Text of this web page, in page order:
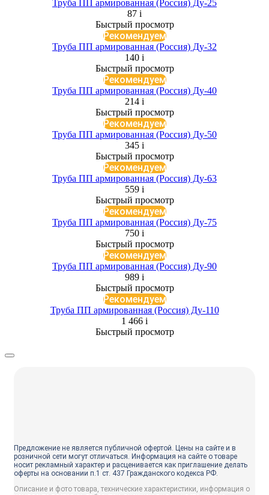
Труба ПП армированная (Россия) Ду-25
87 i
Быстрый просмотр
Рекомендуем
Труба ПП армированная (Россия) Ду-32
140 i
Быстрый просмотр
Рекомендуем
Труба ПП армированная (Россия) Ду-40
214 i
Быстрый просмотр
Рекомендуем
Труба ПП армированная (Россия) Ду-50
345 i
Быстрый просмотр
Рекомендуем
Труба ПП армированная (Россия) Ду-63
559 i
Быстрый просмотр
Рекомендуем
Труба ПП армированная (Россия) Ду-75
750 i
Быстрый просмотр
Рекомендуем
Труба ПП армированная (Россия) Ду-90
989 i
Быстрый просмотр
Рекомендуем
Труба ПП армированная (Россия) Ду-110
1 466 i
Быстрый просмотр
Предложение не является публичной офертой. Цены на сайте и в
розничной сети могут отличаться. Информация на сайте о товаре
носит рекламный характер и расценивается как приглашение делать
оферты на основании п.1 ст. 437 Гражданского кодекса РФ.
Описание и фото товара, технические характеристики, информация о